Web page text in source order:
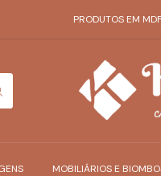
PRODUTOS EM
MOBILIÁRIOS E